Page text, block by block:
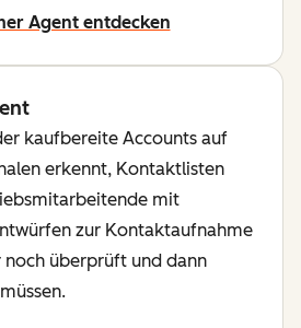
Agent entdecken
kaufbereite Accounts auf
erkennt, Kontaktlisten
mit
zur Kontaktaufnahme
überprüft und dann